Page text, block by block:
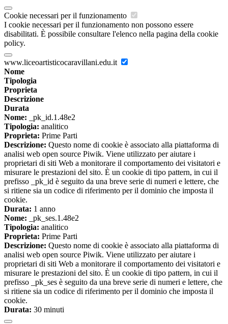
Cookie necessari per il funzionamento
I cookie necessari per il funzionamento non possono essere
disabilitati. È possibile consultare l'elenco nella pagina della cookie
policy.
www.liceoartisticocaravillani.edu.it
Nome
Tipologia
Proprieta
Descrizione
Durata
Nome: _pk_id.1.48e2
Tipologia: analitico
Proprieta: Prime Parti
Descrizione: Questo nome di cookie è associato alla piattaforma di
analisi web open source Piwik. Viene utilizzato per aiutare i
proprietari di siti Web a monitorare il comportamento dei visitatori e
misurare le prestazioni del sito. È un cookie di tipo pattern, in cui il
prefisso _pk_id è seguito da una breve serie di numeri e lettere, che
si ritiene sia un codice di riferimento per il dominio che imposta il
cookie.
Durata: 1 anno
Nome: _pk_ses.1.48e2
Tipologia: analitico
Proprieta: Prime Parti
Descrizione: Questo nome di cookie è associato alla piattaforma di
analisi web open source Piwik. Viene utilizzato per aiutare i
proprietari di siti Web a monitorare il comportamento dei visitatori e
misurare le prestazioni del sito. È un cookie di tipo pattern, in cui il
prefisso _pk_ses è seguito da una breve serie di numeri e lettere, che
si ritiene sia un codice di riferimento per il dominio che imposta il
cookie.
Durata: 30 minuti